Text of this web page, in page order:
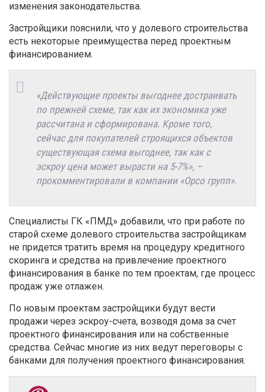
изменения законодательства.
Застройщики пояснили, что у долевого строительства
есть некоторые преимущества перед проектным
финансированием.
«Действующие проекты выгоднее достраивать
по прежней схеме, так как их экономика уже
рассчитана и сформирована. Кроме того,
сейчас для покупателей строящихся объектов
существующая схема выгоднее, так как с
эскроу цена может вырасти на 5-7%», –
прокомментировали в компании «Орсо групп».
Специалисты ГК «ПМД» добавили, что при работе по
старой схеме долевого строительства застройщикам
не придется тратить время на процедуру кредитного
скоринга и средства на привлечение проектного
финансирования в банке по тем проектам, где процесс
продаж уже отлажен.
По новым проектам застройщики будут вести
продажи через эскроу-счета, возводя дома за счет
проектного финансирования или на собственные
средства. Сейчас многие из них ведут переговоры с
банками для получения проектного финансирования.